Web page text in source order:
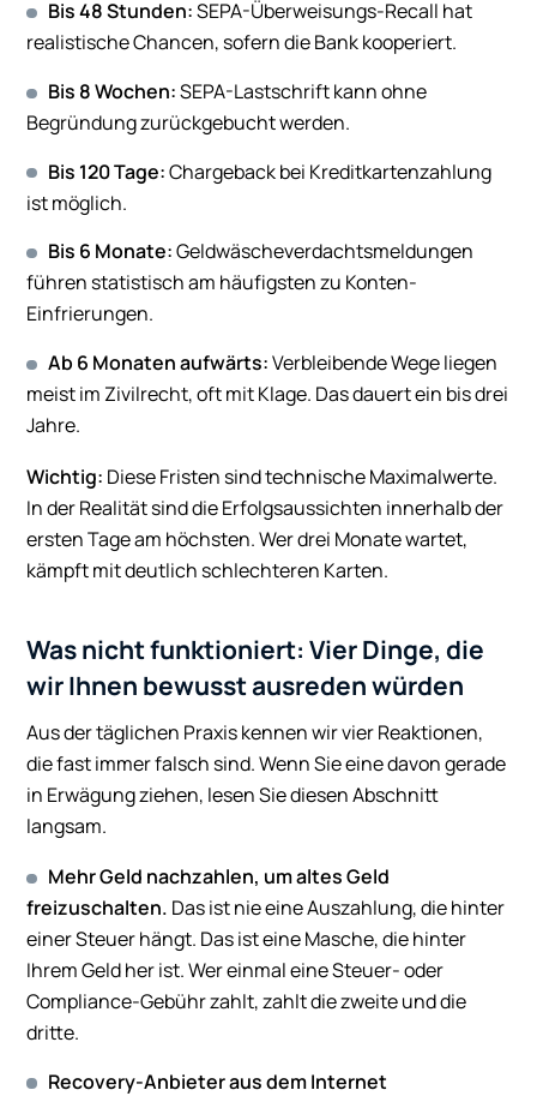
Bis 48 Stunden:SEPA-Überweisungs-Recall hat
realistische Chancen, sofern die Bank kooperiert.
Bis 8 Wochen:SEPA-Lastschrift kann ohne
Begründung zurückgebucht werden.
Bis 120 Tage:Chargeback bei Kreditkartenzahlung
ist möglich.
Bis 6 Monate:Geldwäscheverdachtsmeldungen
führen statistisch am häufigsten zu Konten-
Einfrierungen.
Ab 6 Monaten aufwärts:Verbleibende Wege liegen
meist im Zivilrecht, oft mit Klage. Das dauert ein bis drei
Jahre.
Wichtig: Diese Fristen sind technische Maximalwerte.
In der Realität sind die Erfolgsaussichten innerhalb der
ersten Tage am höchsten. Wer drei Monate wartet,
kämpft mit deutlich schlechteren Karten.
Was nicht funktioniert: Vier Dinge, die
wir Ihnen bewusst ausreden würden
Aus der täglichen Praxis kennen wir vier Reaktionen,
die fast immer falsch sind. Wenn Sie eine davon gerade
in Erwägung ziehen, lesen Sie diesen Abschnitt
langsam.
Mehr Geld nachzahlen, um altes Geld
freizuschalten. Das ist nie eine Auszahlung, die hinter
einer Steuer hängt. Das ist eine Masche, die hinter
Ihrem Geld her ist. Wer einmal eine Steuer- oder
Compliance-Gebühr zahlt, zahlt die zweite und die
dritte.
Recovery-Anbieter aus dem Internet